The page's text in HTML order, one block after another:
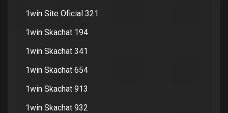
1win Site Oficial 321
1win Skachat 194
1win Skachat 341
1win Skachat 654
1win Skachat 913
1win Skachat 932